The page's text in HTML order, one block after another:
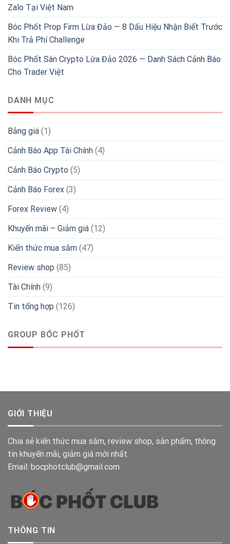
Zalo Tại Việt Nam
Bóc Phốt Prop Firm Lừa Đảo — 8 Dấu Hiệu Nhận Biết Trước
Khi Trả Phí Challenge
Bóc Phốt Sàn Crypto Lừa Đảo 2026 — Danh Sách Cảnh Báo
Cho Trader Việt
DANH MỤC
Bảng giá (1)
Cảnh Báo App Tài Chính (4)
Cảnh Báo Crypto (5)
Cảnh Báo Forex (3)
Forex Review (4)
Khuyến mãi – Giảm giá (12)
Kiến thức mua sắm (47)
Review shop (85)
Tài Chính (9)
Tin tổng hợp (126)
GROUP BÓC PHỐT
GIỚI THIỆU
Chia sẻ kiến thức mua sắm, review shop, sản phẩm, thông
tin khuyến mãi, giảm giá mới nhất.
Email: bocphotclub@gmail.com
THÔNG TIN